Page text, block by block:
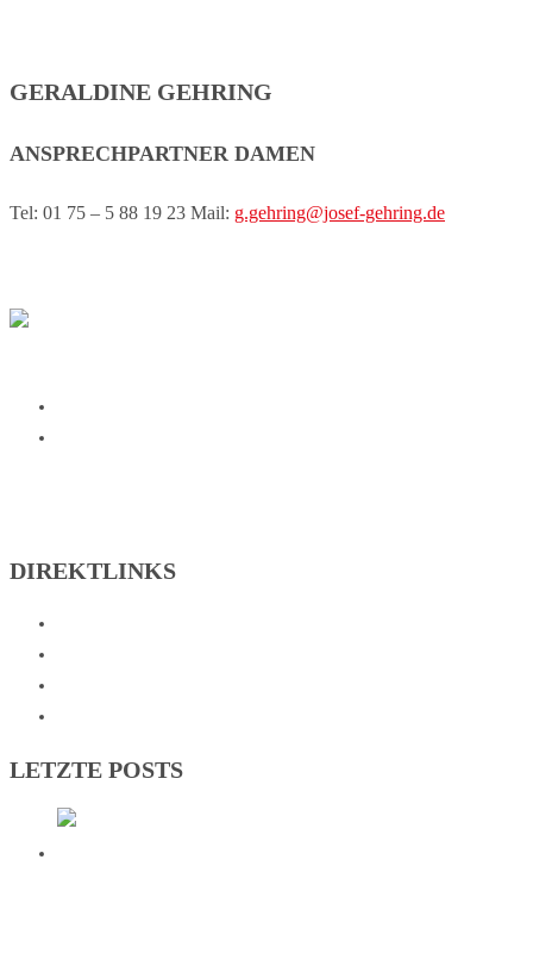
GERALDINE GEHRING
ANSPRECHPARTNER DAMEN
Tel: 01 75 – 5 88 19 23 Mail: g.gehring@josef-gehring.de
DIREKTLINKS
LETZTE POSTS